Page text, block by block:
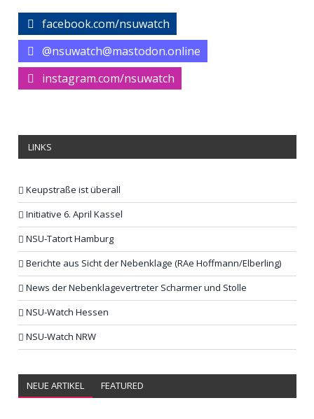
facebook.com/nsuwatch
@nsuwatch@mastodon.online
instagram.com/nsuwatch
LINKS
Keupstraße ist überall
Initiative 6. April Kassel
NSU-Tatort Hamburg
Berichte aus Sicht der Nebenklage (RAe Hoffmann/Elberling)
News der Nebenklagevertreter Scharmer und Stolle
NSU-Watch Hessen
NSU-Watch NRW
NEUE ARTIKEL FEATURED